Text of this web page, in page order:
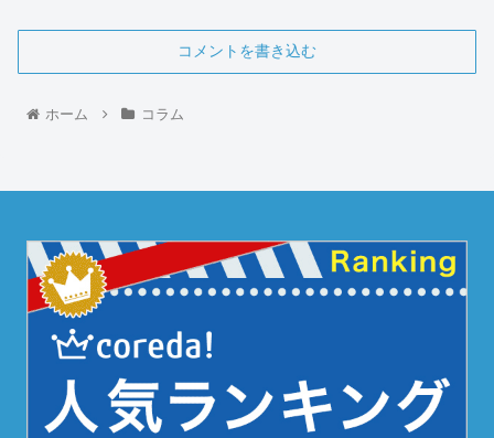
コメントを書き込む
ホーム コラム